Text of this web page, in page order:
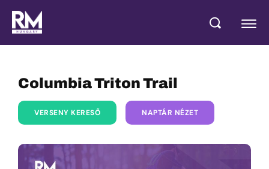
Columbia Triton Trail
VERSENY KERESŐ NAPTÁR NÉZET